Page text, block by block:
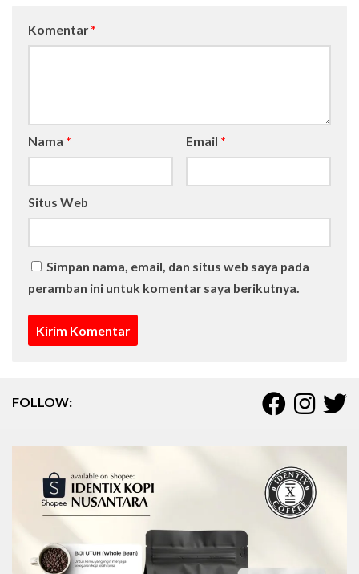
Komentar *
Nama * Email *
Situs Web
Simpan nama, email, dan situs web saya pada
peramban ini untuk komentar saya berikutnya.
FOLLOW: